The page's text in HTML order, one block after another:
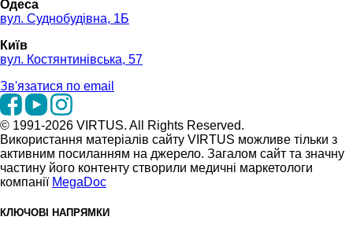
Одеса
вул. Суднобудівна, 1Б
Київ
вул. Костянтинівська, 57
Зв'язатися по email
© 1991-2026 VIRTUS. All Rights Reserved.
Використання матеріалів сайту VIRTUS можливе тільки з
активним посиланням на джерело. Загалом сайт та значну
частину його контенту створили медичні маркетологи
компанії MegaDoc
КЛЮЧОВІ НАПРЯМКИ